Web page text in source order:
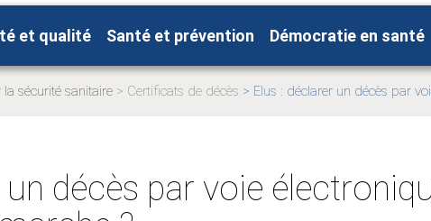
et qualité Santé et prévention Démocratie en santé
la sécurité sanitaire
Certificats de décès
Elus : déclarer un décès par
un décès par voie